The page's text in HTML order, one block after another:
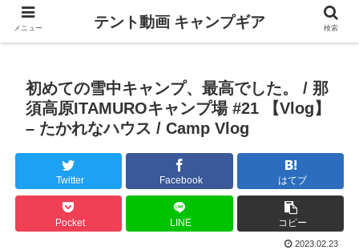
初めての雪中キャンプ、最高でした。 / 那
須高原ITAMUROキャンプ場 #21 【Vlog】
– たかれなハウス / Camp Vlog
Twitter Facebook はてブ
Pocket LINE コピー
2023.02.23
メニュー テント動画 キャンプギア 検索